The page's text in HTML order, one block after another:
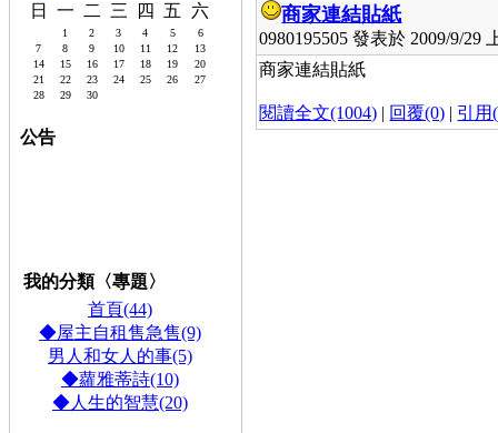
日
一 二 三 四 五 六
1 2 3 4 5
6
7
8 9 10 11 12
13
14
15 16 17 18 19
20
21
22 23 24 25 26
27
28
29 30
公告
我的分類〈專題〉
首頁(44)
◆屋主自租售急售(9)
男人和女人的事(5)
◆蘿雅蒂詩(10)
◆人生的智慧(20)
商家連結貼紙
0980195505 發表於 2009/9/29
商家連結貼紙
閱讀全文(1004) | 回覆(0) | 引用